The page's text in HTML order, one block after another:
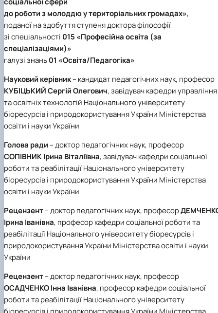
Працевлаштування
Студентські квитки
Інклюзивне середовище
Наукові школи
Стартап школа НУБіП України
Форми документів
Патентно-ліцензійна діяльність
садово-паркове господарство, ветеринарна
медицина»
Обладнання НУБіП України
Біоетична комісія
Наукові видання
Досліднику та автору
Звіт про проведення НТЗ
Наукові журнали НУБіП України (English)
заходів
Порядок планування та організації
проведення НТЗ
Результати науково-технічних заходів
Монографії
Наука для бізнесу
Каталог наукових послуг
«SEB-2025»
Рада роботодавців
Благодійний фонд «Голосіївська ініціатива
2020»
Видатні випускники та працівники
Звіт ректора
Пам'яті захисників України
Пресслужба
Вибори ректора
Програма розвитку університету
ініціатива – 2025»
Доступ до публічної інформації
Державні закупівлі
Офіційна символіка
Антикорупційні заходи
виявлення корупції
уповноваженого НУБіП України
Національні нормативно-правові акти
Нормативно-правові акти НУБіП України
Інформаційні ресурси НАЗК
Методичні роз’яснення НАЗК
Антикорупційні заходи
Гендерна радниця
Контактна інформація
до роботи з молоддю у територіальних громадах»,
поданої на здобуття ступеня доктора філософії
зі спеціальності 015 «Професійна освіта (за
спеціалізаціями)»
галузі знань01 «Освіта/Педагогіка»
Науковий керівник– кандидат педагогічних наук, професор
КУБІЦЬКИЙ Сергій Олегович, завідувач кафедри управління
та освітніх технологій Національного університету
біоресурсів і природокористування України Міністерства
освіти і науки України
Голова ради – доктор педагогічних наук, професор
СОПІВНИК Ірина Віталіївна, завідувач кафедри соціальної
роботи та реабілітації Національного університету
біоресурсів і природокористування України Міністерства
освіти і науки України
Рецензент– доктор педагогічних наук, професор
Ірина Іванівна, професор кафедри соціальної роботи та
реабілітації Національного університету біоресурсів і
природокористування України Міністерства освіти і науки
України
Рецензент– доктор педагогічних наук, професор
ОСАДЧЕНКО Інна Іванівна, професор кафедри соціальної
роботи та реабілітації Національного університету